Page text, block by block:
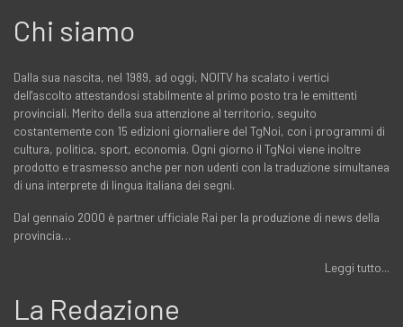
Chi siamo
Dalla sua nascita, nel 1989, ad oggi, NOITV ha scalato i vertici
dell'ascolto attestandosi stabilmente al primo posto tra le emittenti
provinciali. Merito della sua attenzione al territorio, seguito
costantemente con 15 edizioni giornaliere del TgNoi, con i programmi di
cultura, politica, sport, economia. Ogni giorno il TgNoi viene inoltre
prodotto e trasmesso anche per non udenti con la traduzione simultanea
di una interprete di lingua italiana dei segni.
Dal gennaio 2000 è partner ufficiale Rai per la produzione di news della
provincia…
Leggi tutto...
La Redazione